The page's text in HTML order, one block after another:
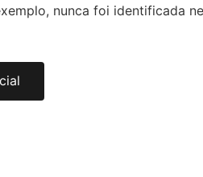
nunca foi identificada